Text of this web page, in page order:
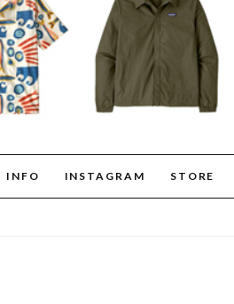
INFO INSTAGRAM STORE